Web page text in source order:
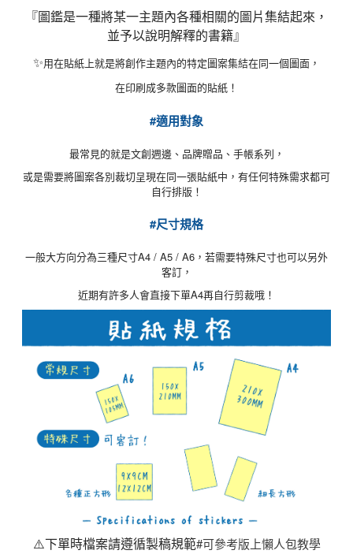
『圖鑑是一種將某一主題內各種相關的圖片集結起來，
並予以說明解釋的書籍』
✨用在貼紙上就是將創作主題內的特定圖案集結在同一個圖面，
在印刷成多款圖面的貼紙！
#適用對象
最常見的就是文創週邊、品牌贈品、手帳系列，
或是需要將圖案各別裁切呈現在同一張貼紙中，有任何特殊需求都可
自行排版！
#尺寸規格
一般大方向分為三種尺寸A4 / A5 / A6，若需要特殊尺寸也可以另外
客訂，
近期有許多人會直接下單A4再自行剪裁哦！
⚠️下單時檔案請遵循製稿規範#可參考版上懶人包教學